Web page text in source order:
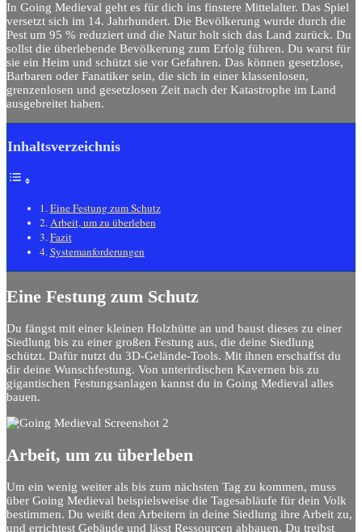
In Going Medieval geht es für dich ins finstere Mittelalter. Das Spiel
versetzt sich im 14. Jahrhundert. Die Bevölkerung wurde durch die
Pest um 95 % reduziert und die Natur holt sich das Land zurück. Du
sollst die überlebende Bevölkerung zum Erfolg führen. Du warst für
sie ein Heim und schützt sie vor Gefahren. Das können gesetzlose,
Barbaren oder Fanatiker sein, die sich in einer klassenlosen,
grenzenlosen und gesetzlosen Zeit nach der Katastrophe im Land
ausgebreitet haben.
Inhaltsverzeichnis
Eine Festung zum Schutz
Arbeit, um zu überleben
Fazit
Systemanforderungen
Eine Festung zum Schutz
Du fängst mit einer kleinen Holzhütte an und baust dieses zu einer
Siedlung bis zu einer großen Festung aus, die deine Siedlung
schützt. Dafür nutzt du 3D-Gelände-Tools. Mit ihnen erschaffst du
dir deine Wunschfestung. Von unterirdischen Kavernen bis zu
gigantischen Festungsanlagen kannst du in Going Medieval alles
bauen.
Arbeit, um zu überleben
Um ein wenig weiter als bis zum nächsten Tag zu kommen, muss
über Going Medieval beispielsweise die Tagesabläufe für dein Volk
bestimmen. Du weißt den Arbeitern in deine Siedlung ihre Arbeit zu,
und errichtest Gebäude und lässt Ressourcen abbauen. Du treibst